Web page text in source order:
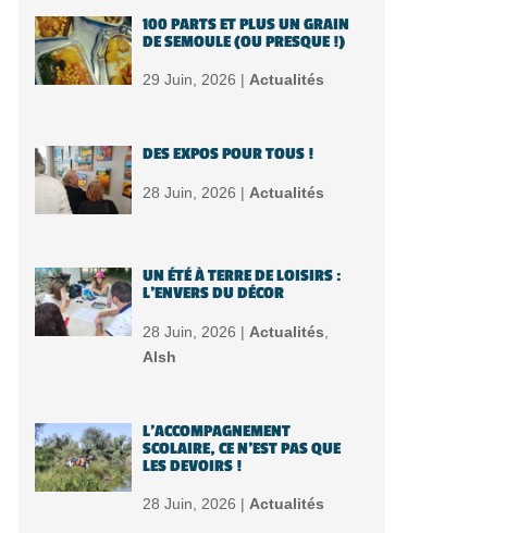
100 PARTS ET PLUS UN GRAIN
DE SEMOULE (OU PRESQUE !)
29 Juin, 2026 | Actualités
DES EXPOS POUR TOUS !
28 Juin, 2026 | Actualités
UN ÉTÉ À TERRE DE LOISIRS :
L’ENVERS DU DÉCOR
28 Juin, 2026 | Actualités
Alsh
L’ACCOMPAGNEMENT
SCOLAIRE, CE N’EST PAS QUE
LES DEVOIRS !
28 Juin, 2026 | Actualités